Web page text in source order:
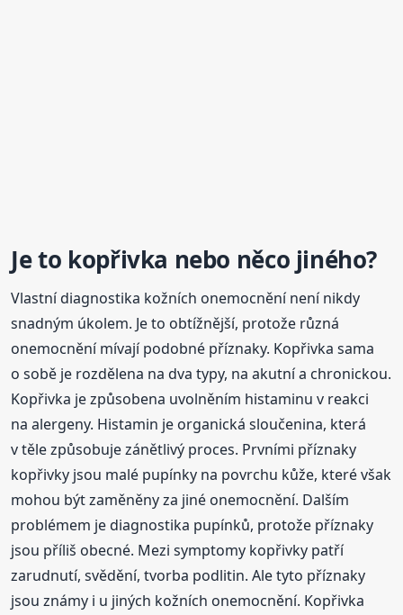
Je to kopřivka nebo něco jiného?
Vlastní diagnostika kožních onemocnění není nikdy
snadným úkolem. Je to obtížnější, protože různá
onemocnění mívají podobné příznaky. Kopřivka sama
o sobě je rozdělena na dva typy, na akutní a chronickou.
Kopřivka je způsobena uvolněním histaminu v reakci
na alergeny. Histamin je organická sloučenina, která
v těle způsobuje zánětlivý proces. Prvními příznaky
kopřivky jsou malé pupínky na povrchu kůže, které však
mohou být zaměněny za jiné onemocnění. Dalším
problémem je diagnostika pupínků, protože příznaky
jsou příliš obecné. Mezi symptomy kopřivky patří
zarudnutí, svědění, tvorba podlitin. Ale tyto příznaky
jsou známy i u jiných kožních onemocnění. Kopřivka